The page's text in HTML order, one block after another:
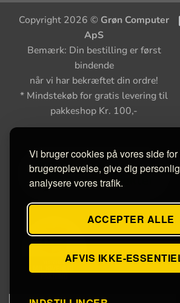
Vi bruger cookies på vores side
brugeroplevelse, give dig
analysere vores trafik.
ACCEPTER ALLE
AFVIS IKKE-
Copyright 2026 © Grøn Computer
ApS
Bemærk: Din bestilling er først
bindende
når vi har bekræftet din ordre!
* Mindstekøb for gratis levering til
pakkeshop Kr. 100,-